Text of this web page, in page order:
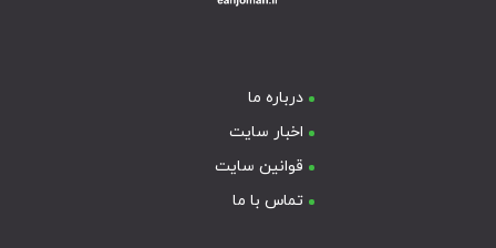
درباره ما
اخبار سایت
قوانین سایت
تماس با ما